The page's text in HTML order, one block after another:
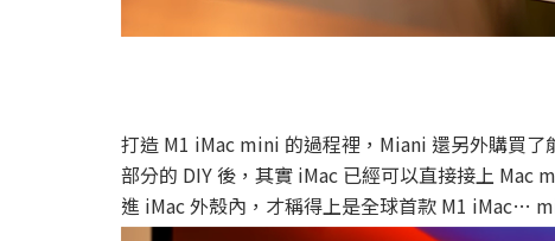
打造 M1 iMac mini 的過程裡，Miani 還另外購買
部分的 DIY 後，其實 iMac 已經可以直接接上 Mac
進 iMac 外殼內，才稱得上是全球首款 M1 iMac…